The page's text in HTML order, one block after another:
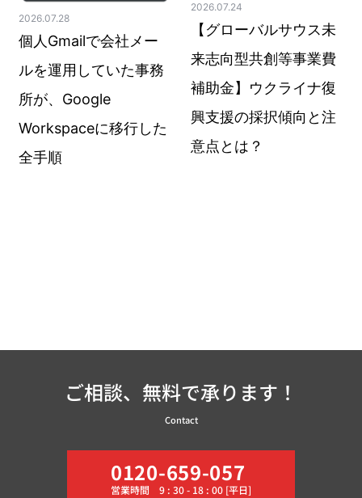
2026.07.28
個人Gmailで会社メー
ルを運用していた事務
所が、Google
Workspaceに移行した
全手順
2026.07.24
【グローバルサウス未
来志向型共創等事業費
補助金】ウクライナ復
興支援の採択傾向と注
意点とは？
ご相談、無料で承ります！
Contact
0120-659-057
営業時間 9 : 30 - 18 : 00 [平日]